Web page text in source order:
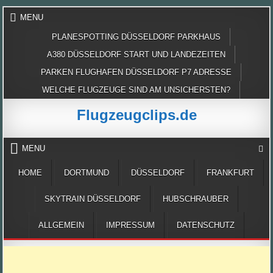
Skip
MENU
PLANESPOTTING DÜSSELDORF PARKHAUS
A380 DÜSSELDORF START UND LANDEZEITEN
PARKEN FLUGHAFEN DÜSSELDORF P7 ADRESSE
WELCHE FLUGZEUGE SIND AM UNSICHERSTEN?
Flugzeugclips.de
MENU
HOME DORTMUND DÜSSELDORF FRANKFURT
SKYTRAIN DÜSSELDORF HUBSCHRAUBER
ALLGEMEIN IMPRESSUM DATENSCHUTZ